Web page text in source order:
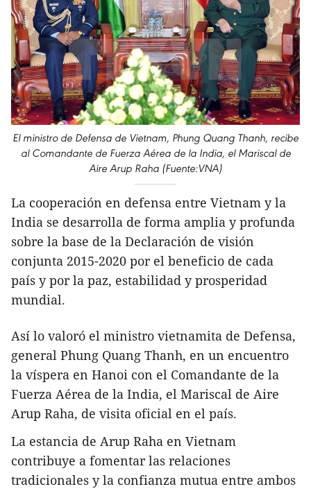
El ministro de Defensa de Vietnam, Phung Quang Thanh, recibe
al Comandante de Fuerza Aérea de la India, el Mariscal de
Aire Arup Raha (Fuente:VNA)
La cooperación en defensa entre Vietnam y la
India se desarrolla de forma amplia y profunda
sobre la base de la Declaración de visión
conjunta 2015-2020 por el beneficio de cada
país y por la paz, estabilidad y prosperidad
mundial.
Así lo valoró el ministro vietnamita de Defensa,
general Phung Quang Thanh, en un encuentro
la víspera en Hanoi con el Comandante de la
Fuerza Aérea de la India, el Mariscal de Aire
Arup Raha, de visita oficial en el país.
La estancia de Arup Raha en Vietnam
contribuye a fomentar las relaciones
tradicionales y la confianza mutua entre ambos